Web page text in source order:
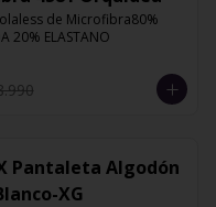
de Microfibra80%
20% ELASTANO
Pantaleta Algodón
XG